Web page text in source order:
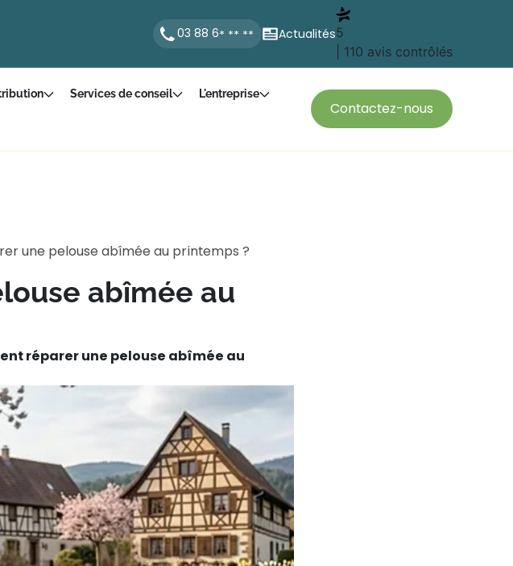
03 88 6* ** ** Actualités5
| 110 avis contrôlés
Services de conseil L'entreprise
Contactez-nous
une pelouse abîmée au printemps ?
abîmée au
réparer une pelouse abîmée au